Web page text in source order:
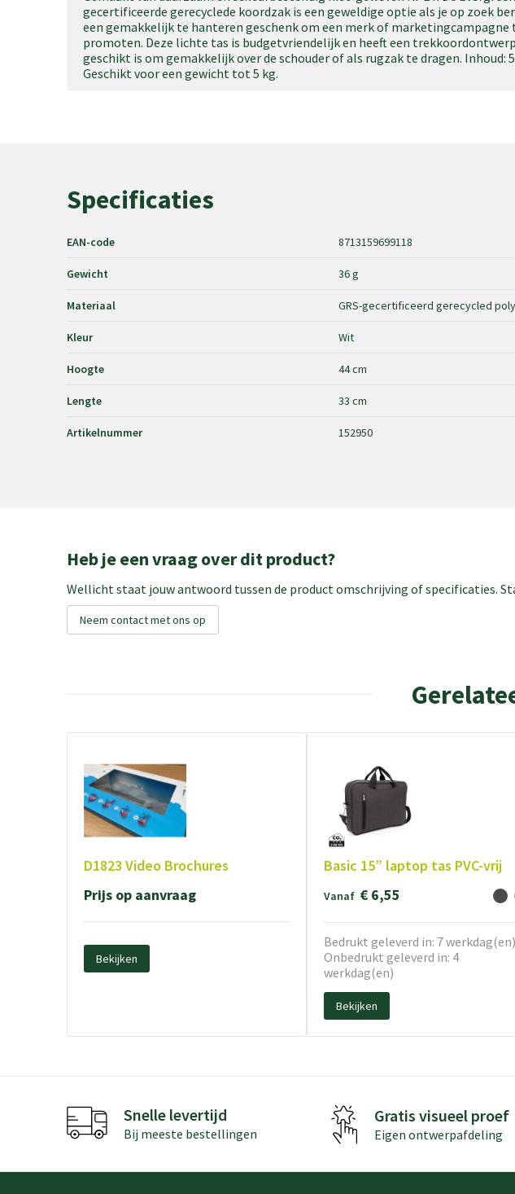
gecertificeerde gerecyclede koordzak is een geweldige optie als je op zoek
een gemakkelijk te hanteren geschenk om een merk of marketingcampagne
promoten. Deze lichte tas is budgetvriendelijk en heeft een
geschikt is om gemakkelijk over de schouder of als rugzak te dragen. Inhoud:
Geschikt voor een gewicht tot 5 kg.
Specificaties
EAN-code 8713159699118
Gewicht 36 g
Materiaal GRS-gecertificeerd gerecycled
Kleur Wit
Hoogte 44 cm
Lengte 33 cm
Artikelnummer 152950
Heb je een vraag over dit product?
Wellicht staat jouw antwoord tussen de product omschrijving of specificaties.
Neem contact met ons op
D1823 Video Brochures
Prijs op aanvraag
Bekijken
Basic 15” laptop tas PVC-vrij
Vanaf € 6,55
Bedrukt geleverd in: 7 werkdag(en)
Onbedrukt geleverd in: 4
werkdag(en)
Bekijken
Snelle levertijd
Bij meeste bestellingen
Gratis visueel proef
Eigen ontwerpafdeling